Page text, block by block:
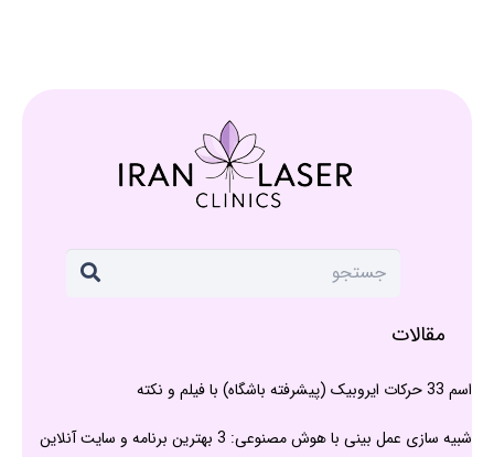
مقالات
اسم 33 حرکات ایروبیک (پیشرفته باشگاه) با فیلم و نکته
شبیه سازی عمل بینی با هوش مصنوعی: 3 بهترین برنامه و سایت آنلاین